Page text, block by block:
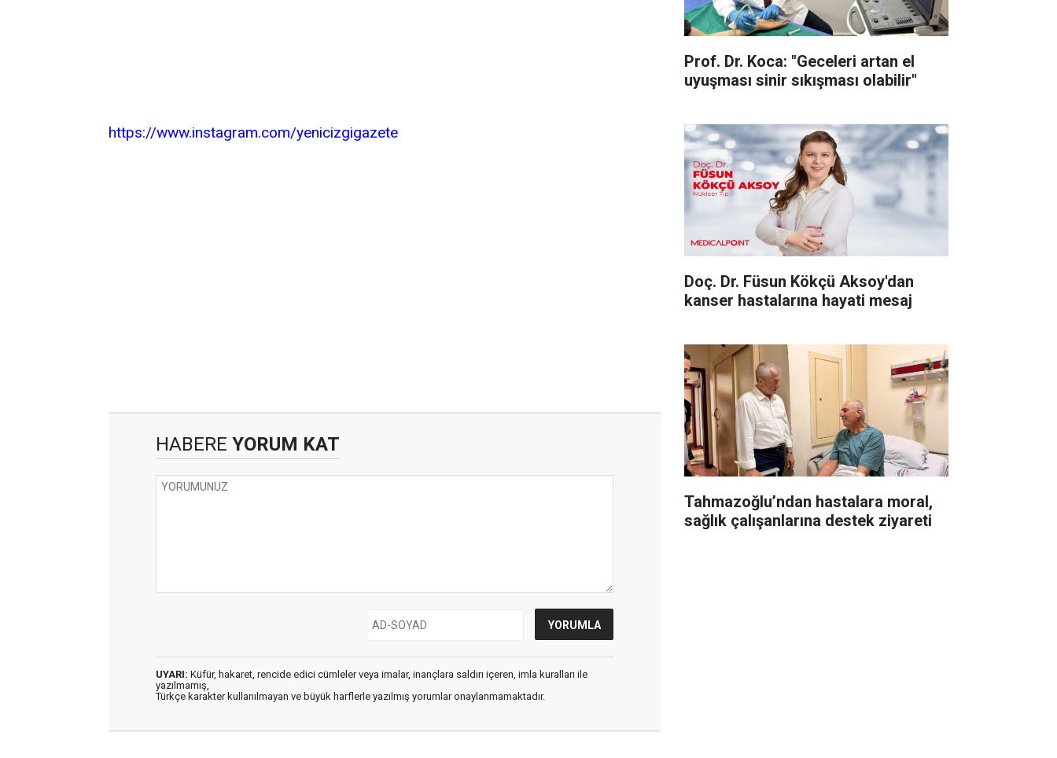
https://www.instagram.com/yenicizgigazete
HABERE YORUM KAT
UYARI: Küfür, hakaret, rencide edici cümleler veya imalar, inançlara saldırı içeren, imla kuralları ile
yazılmamış,
Türkçe karakter kullanılmayan ve büyük harflerle yazılmış yorumlar onaylanmamaktadır.
Prof. Dr. Koca: "Geceleri artan el
uyuşması sinir sıkışması olabilir"
Doç. Dr. Füsun Kökçü Aksoy'dan
kanser hastalarına hayati mesaj
Tahmazoğlu’ndan hastalara moral,
sağlık çalışanlarına destek ziyareti